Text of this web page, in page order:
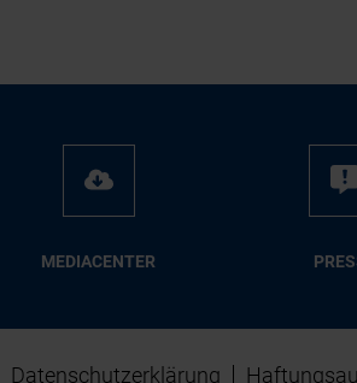
ME­DIA­CEN­TER
Datenschutzerklärung